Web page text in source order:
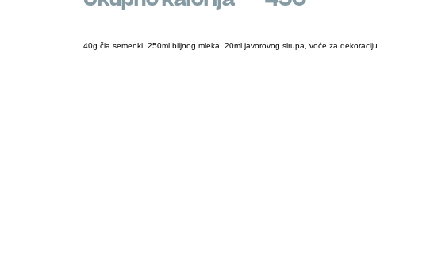
40g čia semenki, 250ml biljnog mleka, 20ml javorovog sirupa, voće za dekoraciju